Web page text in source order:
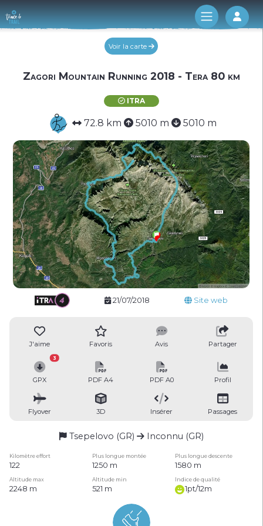
Log
Voir la carte
Zagori Mountain Running 2018 - Tera 80 km
ITRA
72.8 km 5010 m 5010 m
21/07/2018 Site web
J'aime Favoris Avis Partager
GPX
3
PDF A4 PDF A0 Profil
Flyover 3D Insérer Passages
Tsepelovo (GR) Inconnu (GR)
Kilomètre effort Plus longue montée Plus longue descente
122 1250 m 1580 m
Altitude max Altitude min Indice de qualité
2248 m 521 m 1pt/12m